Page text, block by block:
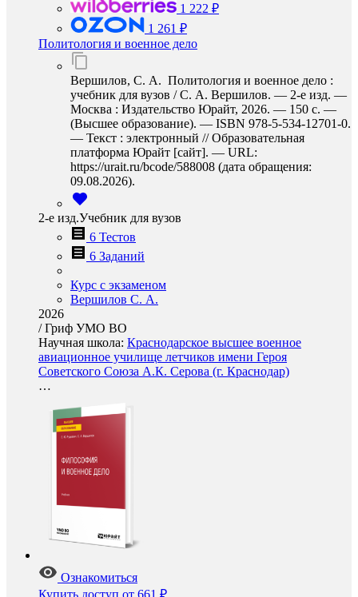
1 222 ₽
1 261 ₽
Политология и военное дело
Вершилов, С. А. Политология и военное дело :
учебник для вузов / С. А. Вершилов. — 2-е изд. —
Москва : Издательство Юрайт, 2026. — 150 с. —
(Высшее образование). — ISBN 978-5-534-12701-0.
— Текст : электронный // Образовательная
платформа Юрайт [сайт]. — URL:
https://urait.ru/bcode/588008 (дата обращения:
09.08.2026).
2-е изд.Учебник для вузов
6 Тестов
6 Заданий
Курс с экзаменом
Вершилов С. А.
2026
/Гриф УМО ВО
Научная школа: Краснодарское высшее военное
авиационное училище летчиков имени Героя
Советского Союза А.К. Серова (г. Краснодар)
…
Ознакомиться
Купить доступ от 661 ₽